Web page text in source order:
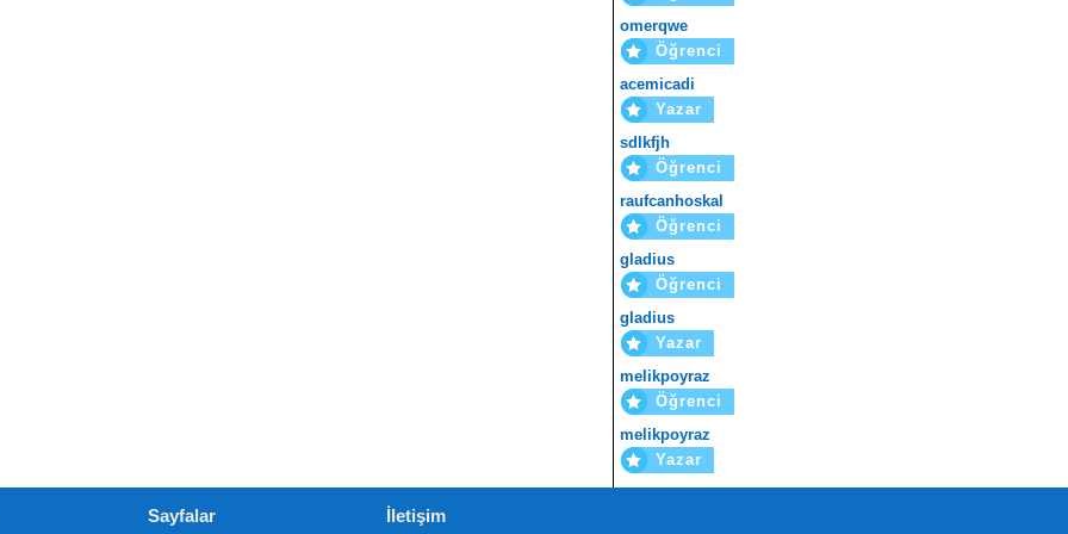
omerqwe
Öğrenci
acemicadi
Yazar
sdlkfjh
Öğrenci
raufcanhoskal
Öğrenci
gladius
Öğrenci
gladius
Yazar
melikpoyraz
Öğrenci
melikpoyraz
Yazar
Sayfalar İletişim